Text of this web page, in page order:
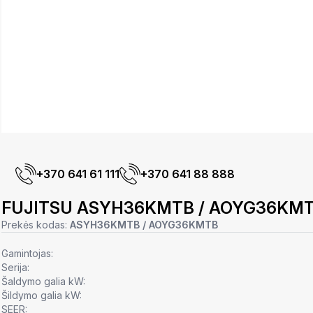
+370 641 61 111 +370 641 88 888
FUJITSU ASYH36KMTB /
Prekės kodas: ASYH36KMTB / AOYG36KMTB
Gamintojas:
Serija:
Šaldymo galia kW:
Šildymo galia kW:
SEER: